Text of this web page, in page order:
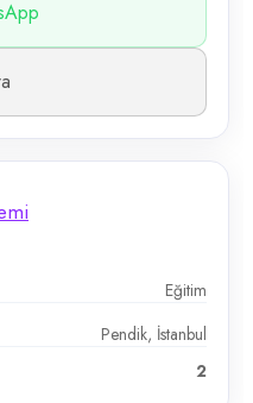
Eğitim
Pendik, İstanbul
2